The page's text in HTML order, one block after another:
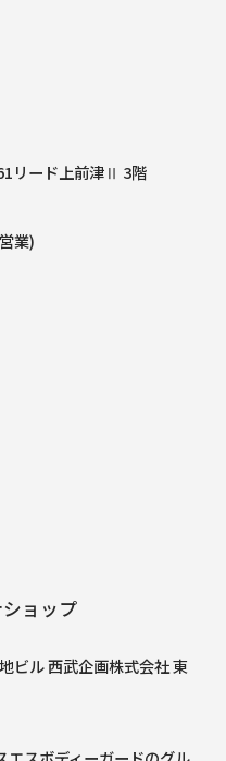
リード上前津Ⅱ 3階
業)
ョップ
ビル 西武企画株式会社 東